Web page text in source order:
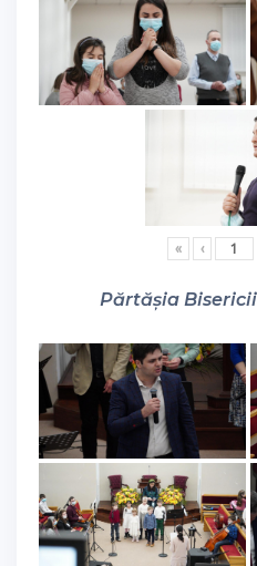
« ‹
Părtășia Bisericii